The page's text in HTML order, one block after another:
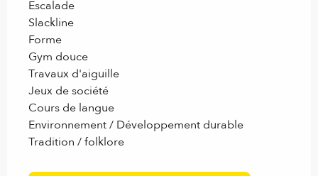
Escalade
Slackline
Forme
Gym douce
Travaux d'aiguille
Jeux de société
Cours de langue
Environnement / Développement durable
Tradition / folklore